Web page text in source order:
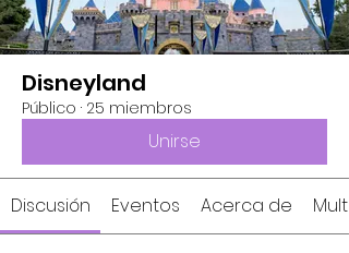
Disneyland
Público · 25 miembros
Unirse
Discusión Eventos Acerca de